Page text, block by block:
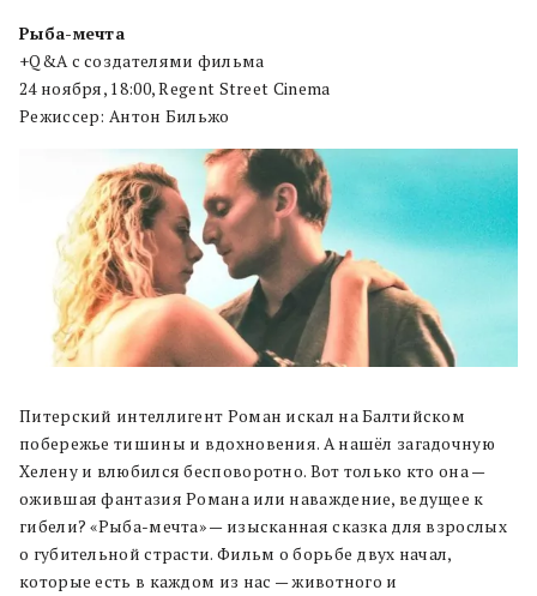
Рыба-мечта
+Q&A с создателями фильма
24 ноября, 18:00, Regent Street Cinema
Режиссер: Антон Бильжо
Питерский интеллигент Роман искал на Балтийском
побережье тишины и вдохновения. А нашёл загадочную
Хелену и влюбился бесповоротно. Вот только кто она —
ожившая фантазия Романа или наваждение, ведущее к
гибели? «Рыба-мечта» — изысканная сказка для взрослых
о губительной страсти. Фильм о борьбе двух начал,
которые есть в каждом из нас — животного и